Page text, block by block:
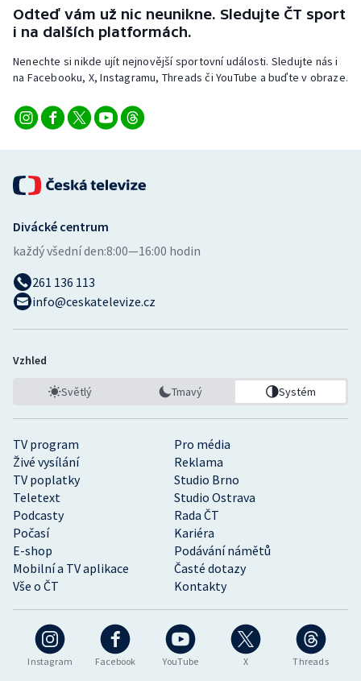
Triatlon
Vodní slalom
Volejbal
Odteď vám už nic neunikne. Sledujte ČT sport
i na dalších platformách.
Nenechte si nikde ujít nejnovější sportovní události. Sledujte nás i
na Facebooku, X, Instagramu, Threads či YouTube a buďte v obraze.
Instagram Facebook YouTube X Threads
TV program
Pro média
Živé vysílání
Reklama
TV poplatky
Studio Brno
Teletext
Studio Ostrava
Podcasty
Rada ČT
Počasí
Kariéra
E-shop
Podávání námětů
Mobilní a TV aplikace
Časté dotazy
Vše o ČT
Kontakty
Divácké centrum
každý všední den:8:00—16:00 hodin
261 136 113
info@ceskatelevize.cz
Vzhled
Světlý Tmavý Systém